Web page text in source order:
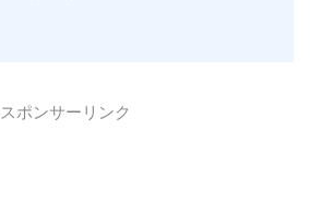
スポンサーリンク